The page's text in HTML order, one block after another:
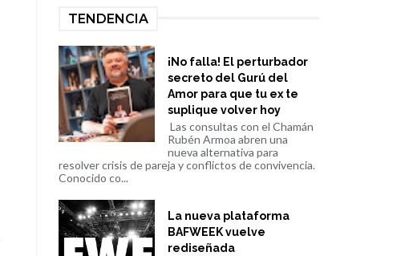
TENDENCIA
¡No falla! El perturbador
secreto del Gurú del
Amor para que tu ex te
suplique volver hoy
Las consultas con el Chamán
Rubén Armoa abren una
nueva alternativa para
resolver crisis de pareja y conflictos de convivencia.
Conocido co...
La nueva plataforma
BAFWEEK vuelve
rediseñada